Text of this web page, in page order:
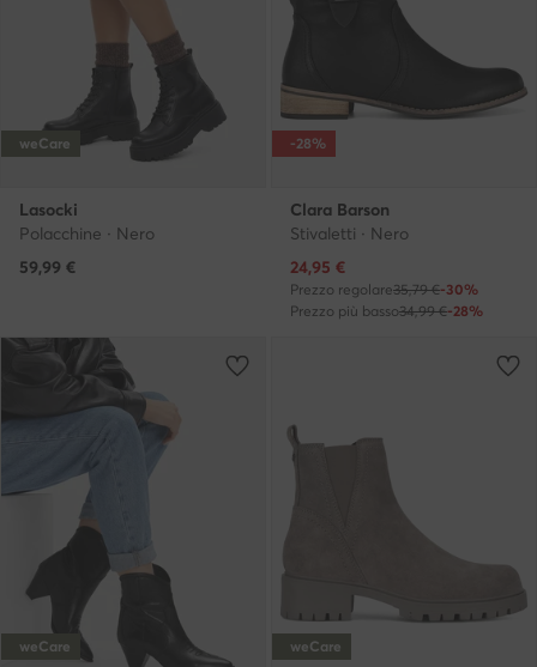
weCare
Lasocki
Polacchine · Nero
59,99 €
-28%
Clara Barson
Stivaletti · Nero
Prezzo attuale
24,95 €
Prezzo regolare35,79 €-30%
Prezzo più basso34,99 €-28%
weCare weCare